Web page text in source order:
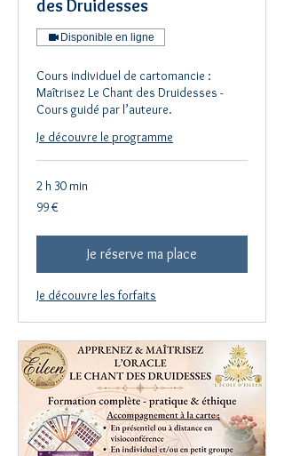
des Druidesses
Disponible en ligne
Cours individuel de cartomancie :
Maîtrisez Le Chant des Druidesses -
Cours guidé par l’auteure.
Je découvre le programme
2 h 30 min
99
euros
99 €
Je réserve ma place
Je découvre les forfaits